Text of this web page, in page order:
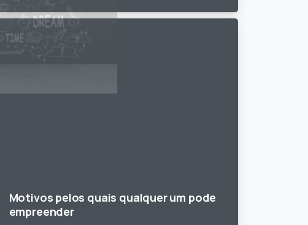
Motivos pelos quais qualquer um pode
empreender